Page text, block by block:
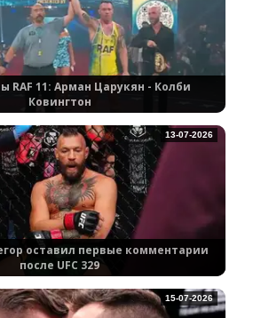
RAF 11: Арман Царукян - Колби
Ковингтон
оставил первые комментарии
после UFC 329
13-07-2026
15-07-2026